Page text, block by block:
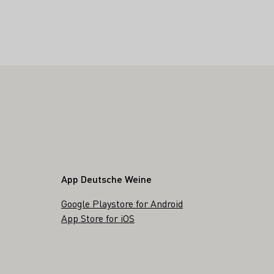
App Deutsche Weine
Google Playstore for Android
App Store for iOS